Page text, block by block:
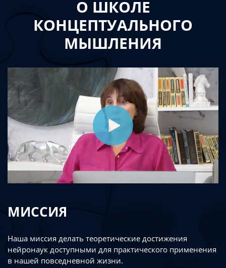
О ШКОЛЕ
КОНЦЕПТУАЛЬНОГО
МЫШЛЕНИЯ
МИССИЯ
Наша миссия делать теоретические достижения
нейронаук доступными для практического применения
в нашей повседневной жизни.